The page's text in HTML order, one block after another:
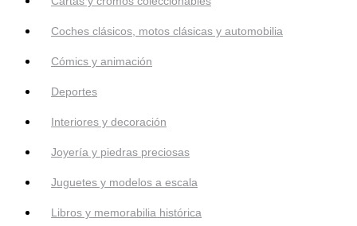
Coches clásicos, motos clásicas y automobilia
Cómics y animación
Deportes
Interiores y decoración
Joyería y piedras preciosas
Juguetes y modelos a escala
Libros y memorabilia histórica